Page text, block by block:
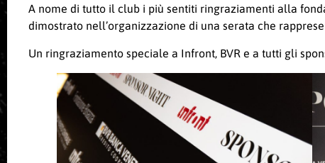
A nome di tutto il club i più sentiti ringraziamenti alla
dimostrato nell’organizzazione di una serata che
Un ringraziamento speciale a Infront, BVR e a tutti gli